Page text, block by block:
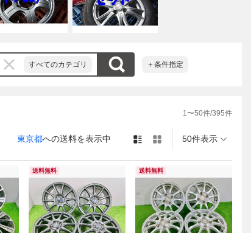
すべてのカテゴリ ＋条件指定
1〜50件/395件
東京都への送料を表示中 50件表示
送料無料 送料無料